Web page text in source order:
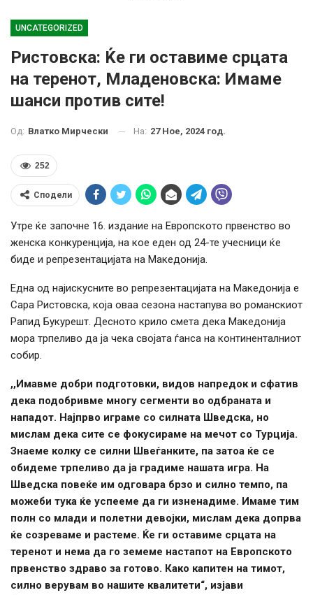
UNCATEGORIZED
Ристовска: Ќе ги оставиме срцата
на теренот, Младеновска: Имаме
шанси против сите!
Од: Влатко Мирчески На: 27 Ное, 2024 год.
252
Сподели
Утре ќе започне 16. издание на Европското првенство во
женска конкуренција, на кое еден од 24-те учесници ќе
биде и репрезентацијата на Македонија.
Една од најискусните во репрезентацијата на Македонија е
Сара Ристовска, која оваа сезона настапува во романскиот
Рапид Букурешт. Десното крило смета дека Македонија
мора трпеливо да ја чека својата ѓанса на континенталниот
собир.
,,Имавме добри подготовки, видов напредок и сфатив
дека подобривме многу сегменти во одбраната и
нападот. Најпрво играме со силната Шведска, но
мислам дека сите се фокусираме на мечот со Турција.
Знаеме колку се силни Швеѓанките, па затоа ќе се
обидеме трпеливо да ја градиме нашата игра. На
Шведска повеќе им одговара брзо и силно темпо, па
можеби тука ќе успееме да ги изненадиме. Имаме тим
полн со млади и полетни девојки, мислам дека допрва
ќе созреваме и растеме. Ќе ги оставиме срцата на
теренот и нема да го земеме настапот на Европското
првенство здраво за готово. Како капитен на тимот,
силно верувам во нашите квалитети“, изјави